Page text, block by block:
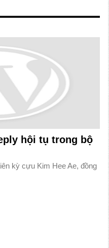
hội tụ trong bộ
kỳ cựu Kim Hee Ae, đồng